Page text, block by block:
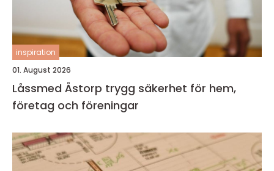
inspiration
01. August 2026
Låssmed Åstorp trygg säkerhet för hem,
företag och föreningar